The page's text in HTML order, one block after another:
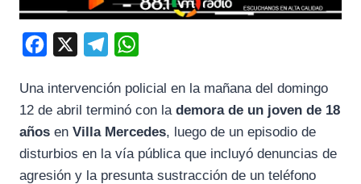
c
e
b
l
e
g
a
t
s
A
Una intervención policial en la mañana del domingo
12 de abril terminó con la demora de un joven de 18
años en Villa Mercedes, luego de un episodio de
disturbios en la vía pública que incluyó denuncias de
agresión y la presunta sustracción de un teléfono